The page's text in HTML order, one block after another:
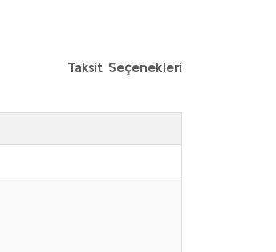
Taksit Seçenekleri